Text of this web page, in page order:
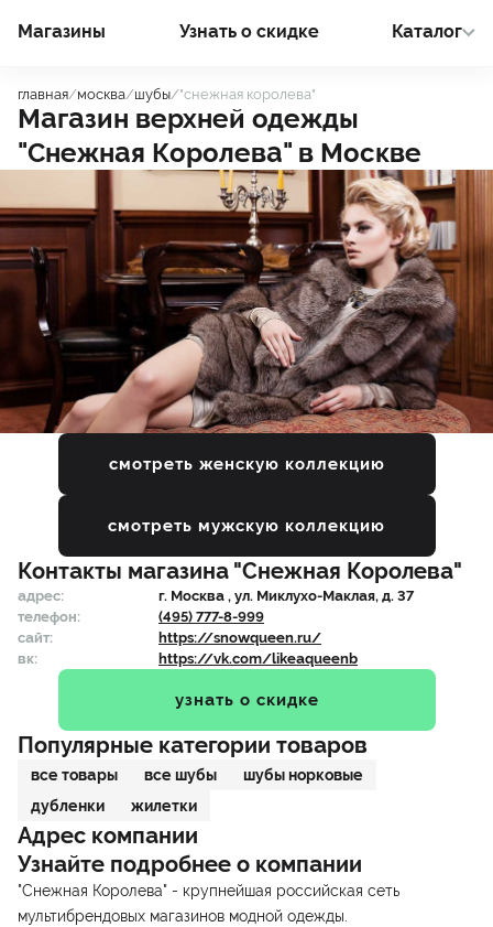
Магазины Узнать о cкидке Каталог
главная/москва/шубы/"снежная королева"
Магазин верхней одежды
"Снежная Королева" в Москве
смотреть женскую коллекцию
смотреть мужскую коллекцию
Контакты магазина "Снежная Королева"
адрес: г. Москва , ул. Миклухо-Маклая, д. 37
телефон:
(495) 777-8-999
сайт:
https://snowqueen.ru/
вк:
https://vk.com/likeaqueenb
узнать о скидке
Популярные категории товаров
все товары все шубы
шубы норковые
дубленки
жилетки
Адрес компании
Узнайте подробнее о компании
"Снежная Королева" - крупнейшая российская сеть
мультибрендовых магазинов модной одежды.